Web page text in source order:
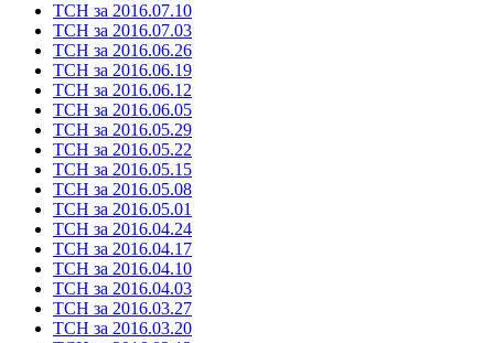
ТСН за 2016.07.10
ТСН за 2016.07.03
ТСН за 2016.06.26
ТСН за 2016.06.19
ТСН за 2016.06.12
ТСН за 2016.06.05
ТСН за 2016.05.29
ТСН за 2016.05.22
ТСН за 2016.05.15
ТСН за 2016.05.08
ТСН за 2016.05.01
ТСН за 2016.04.24
ТСН за 2016.04.17
ТСН за 2016.04.10
ТСН за 2016.04.03
ТСН за 2016.03.27
ТСН за 2016.03.20